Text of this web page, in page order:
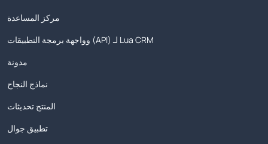
مركز المساعدة
وواجهة برمجة التطبيقات (API) لـ Lua CRM
مدونة
نماذج النجاح
المنتج تحديثات
تطبيق جوال